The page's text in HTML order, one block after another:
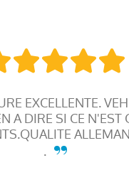
EXCELLENTE.
A DIRE SI CE N'EST
.